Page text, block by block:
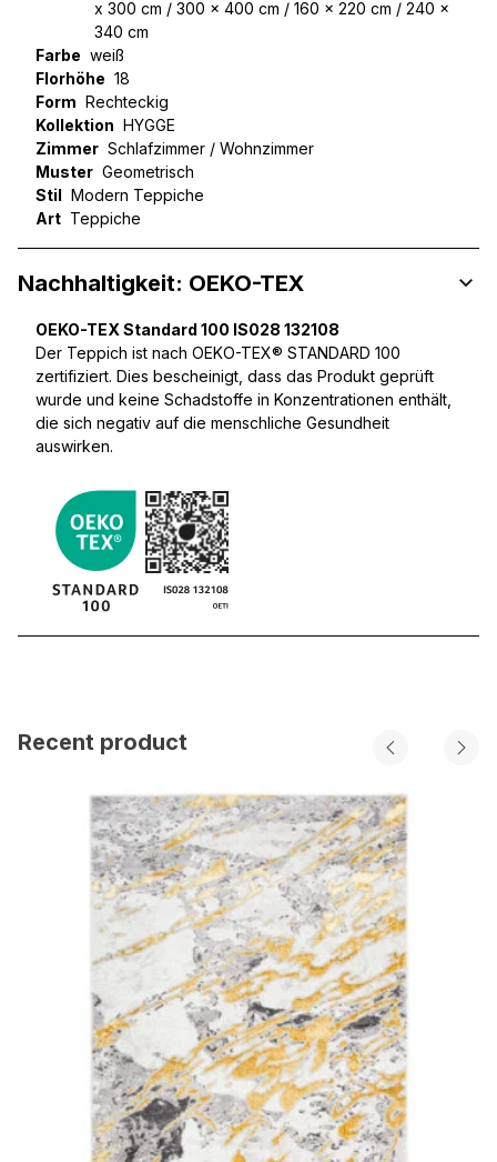
x 300 cm / 300 x 400 cm / 160 x 220 cm / 240 x
340 cm
Farbe weiß
Florhöhe 18
Form Rechteckig
Kollektion HYGGE
Zimmer Schlafzimmer / Wohnzimmer
Muster Geometrisch
Stil Modern Teppiche
Art Teppiche
Nachhaltigkeit: OEKO-TEX
OEKO-TEX Standard 100 IS028 132108
Der Teppich ist nach OEKO-TEX® STANDARD 100
zertifiziert. Dies bescheinigt, dass das Produkt geprüft
wurde und keine Schadstoffe in Konzentrationen enthält,
die sich negativ auf die menschliche Gesundheit
auswirken.
Recent product